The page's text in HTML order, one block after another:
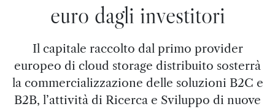
euro dagli investitori
Il capitale raccolto dal primo provider
europeo di cloud storage distribuito sosterrà
la commercializzazione delle soluzioni B2C e
B2B, l’attività di Ricerca e Sviluppo di nuove